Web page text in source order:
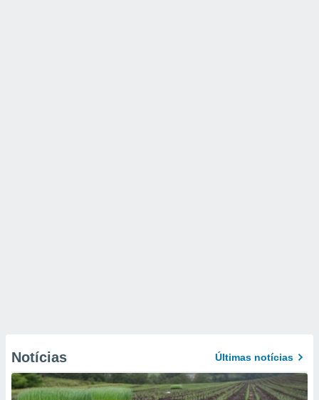
Notícias Últimas notícias